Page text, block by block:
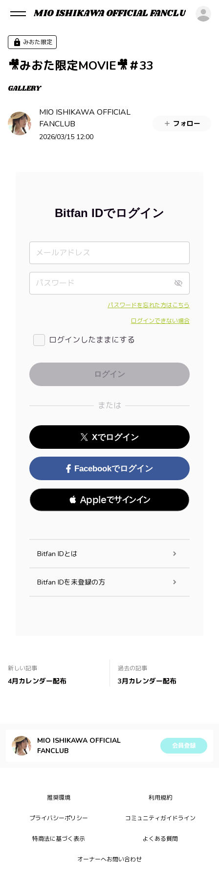
MIO ISHIKAWA OFFICIAL FANCLUB
みおた限定
🎥みおた限定MOVIE🎥＃33
GALLERY
MIO ISHIKAWA OFFICIAL
FANCLUB
2026/03/15 12:00
フォロー
Bitfan IDでログイン
パスワードを忘れた方はこちら
ログインできない場合
ログインしたままにする
または
Xでログイン
Facebookでログイン
 Appleでサインイン
Bitfan IDとは
Bitfan IDを未登録の方
新しい記事
4月カレンダー配布
過去の記事
3月カレンダー配布
MIO ISHIKAWA OFFICIAL
FANCLUB
会員登録
推奨環境 利用規約
プライバシーポリシー コミュニティガイドライン
特商法に基づく表示 よくある質問
オーナーへお問い合わせ